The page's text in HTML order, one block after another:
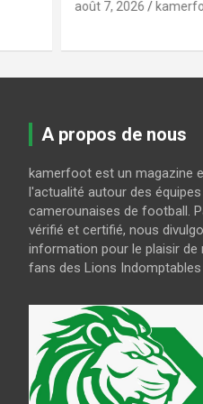
août 7, 2026 kamerfoot
A propos de nous
kamerfoot est un magazine
l'actualité autour des
camerounaises de football.
vérifié et certifié, nous
information pour le plaisir
fans des Lions
CAN FEMININE 2026
CAN Féminine :
programme des
août 8, 2026 kamerfoot